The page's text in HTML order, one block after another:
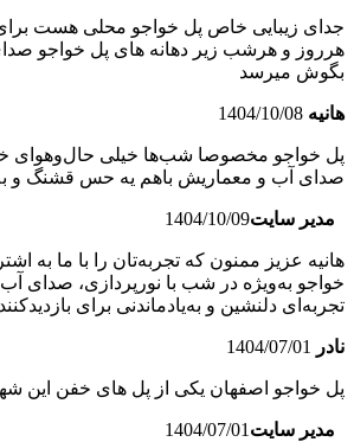
جدای زیبایی خاص پل خواجو محلی هست
هرروز و هرشب زیر دهانه های پل خواجو
بگوش میرسد
هانیه 1404/10/08
پل خواجو مخصوصا شب‌ها خیلی حال‌وهوای
صدای آب و معماریش باهم یه حس قشنگ و
مدیر سایت1404/10/09
هانیه عزیز ممنون که تجربه‌تان را با ما به
خواجو به‌ویژه در شب با نورپردازی، صدای
تجربه‌ای دلنشین و به‌یادماندنی برای
نادر 1404/07/01
پل خواجو اصفهان یکی از پل های خفن این
مدیر سایت 1404/07/01